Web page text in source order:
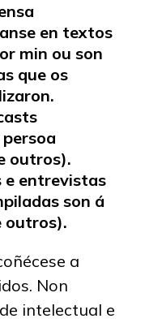
en textos
min ou son
que os
outros).
e entrevistas
son á
outros).
a
Non
intelectual e